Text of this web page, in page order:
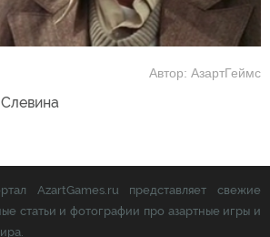
Автор: АзартГеймс
AzartGames.ru представляет свежие
статьи и фотографии про азартные игры и